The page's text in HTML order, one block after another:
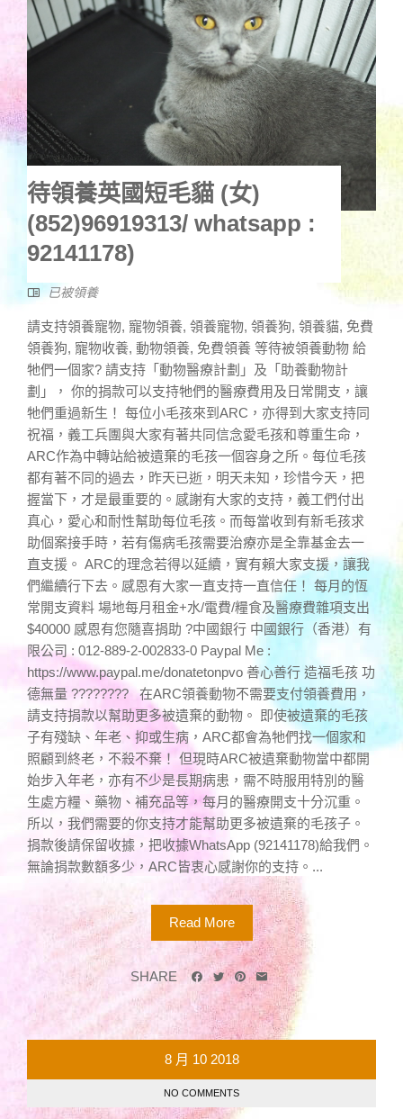
待領養英國短毛貓 (女)
(852)96919313/ whatsapp :
92141178)
已被領養
請支持領養寵物, 寵物領養, 領養寵物, 領養狗, 領養貓, 免費
領養狗, 寵物收養, 動物領養, 免費領養 等待被領養動物 給
牠們一個家? 請支持「動物醫療計劃」及「助養動物計
劃」， 你的捐款可以支持牠們的醫療費用及日常開支，讓
牠們重過新生！ 每位小毛孩來到ARC，亦得到大家支持同
祝福，義工兵團與大家有著共同信念愛毛孩和尊重生命，
ARC作為中轉站給被遺棄的毛孩一個容身之所。每位毛孩
都有著不同的過去，昨天已逝，明天未知，珍惜今天，把
握當下，才是最重要的。感謝有大家的支持，義工們付出
真心，愛心和耐性幫助每位毛孩。而每當收到有新毛孩求
助個案接手時，若有傷病毛孩需要治療亦是全靠基金去一
直支援。 ARC的理念若得以延續，實有賴大家支援，讓我
們繼續行下去。感恩有大家一直支持一直信任！ 每月的恆
常開支資料 場地每月租金+水/電費/糧食及醫療費雜項支出
$40000 感恩有您隨喜捐助 ?中國銀行 中國銀行（香港）有
限公司 : 012-889-2-002833-0 Paypal Me :
https://www.paypal.me/donatetonpvo 善心善行 造福毛孩 功
德無量 ???????? 在ARC領養動物不需要支付領養費用，
請支持捐款以幫助更多被遺棄的動物。 即使被遺棄的毛孩
子有殘缺、年老、抑或生病，ARC都會為牠們找一個家和
照顧到終老，不殺不棄！ 但現時ARC被遺棄動物當中都開
始步入年老，亦有不少是長期病患，需不時服用特別的醫
生處方糧、藥物、補充品等，每月的醫療開支十分沉重。
所以，我們需要的你支持才能幫助更多被遺棄的毛孩子。
捐款後請保留收據，把收據WhatsApp (92141178)給我們。
無論捐款數額多少，ARC皆衷心感謝你的支持。...
Read More
SHARE
8 月 10 2018
NO COMMENTS